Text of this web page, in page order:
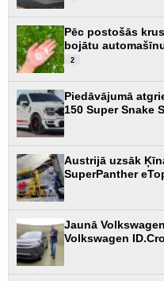
Pēc postošās
bojātu
2
Piedāvājumā
150 Super Snake
Austrijā uzsāk
SuperPanther
Jaunā
Volkswagen